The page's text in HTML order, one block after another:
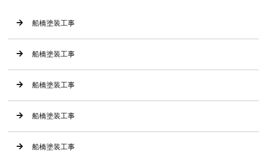
船橋塗装工事
船橋塗装工事
船橋塗装工事
船橋塗装工事
船橋塗装工事